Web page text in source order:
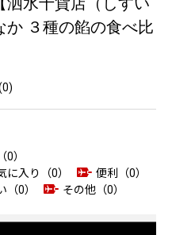
か ３種の餡の食べ比
0)
0）
に入り（0）
便利（0）
（0） その他（0）